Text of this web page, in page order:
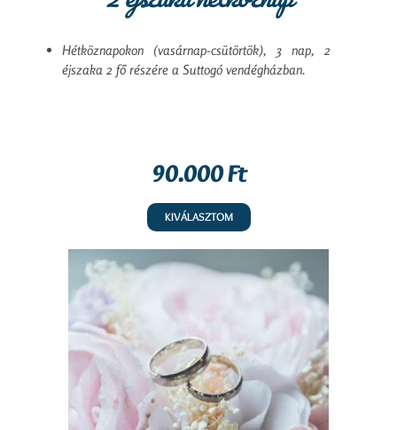
Hétköznapokon (vasárnap-csütörtök), 3 nap, 2
éjszaka 2 fő részére a Suttogó vendégházban.
90.000 Ft
KIVÁLASZTOM